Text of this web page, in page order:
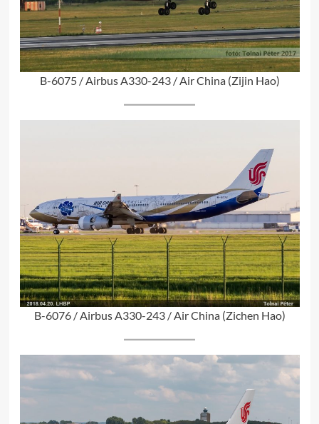
B-6075 / Airbus A330-243 / Air China (Zijin Hao)
B-6076 / Airbus A330-243 / Air China (Zichen Hao)